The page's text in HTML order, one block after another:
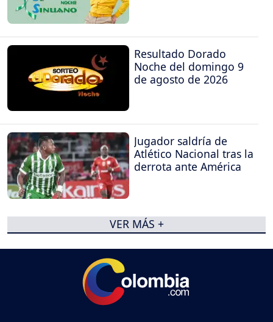
Resultado Dorado
Noche del domingo 9
de agosto de 2026
Jugador saldría de
Atlético Nacional tras la
derrota ante América
VER MÁS +